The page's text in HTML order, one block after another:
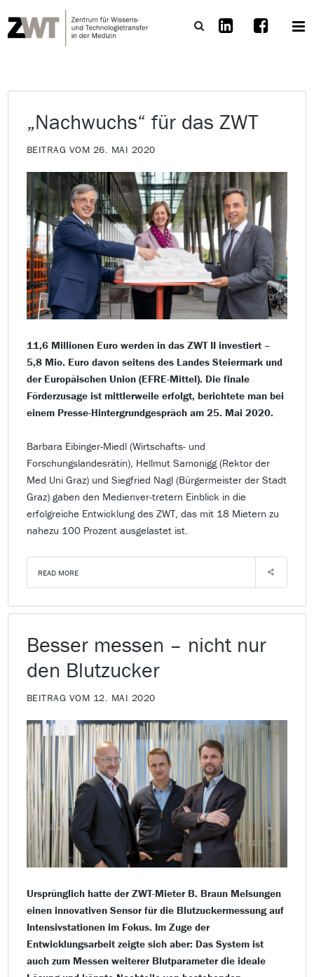
„Nachwuchs“ für das ZWT
BEITRAG VOM 26. MAI 2020
11,6 Millionen Euro werden in das ZWT II investiert –
5,8 Mio. Euro davon seitens des Landes Steiermark und
der Europäischen Union (EFRE-Mittel). Die finale
Förderzusage ist mittlerweile erfolgt, berichtete man bei
einem Presse-Hintergrundgespräch am 25. Mai 2020.
Barbara Eibinger-Miedl (Wirtschafts- und
Forschungslandesrätin), Hellmut Samonigg (Rektor der
Med Uni Graz) und Siegfried Nagl (Bürgermeister der Stadt
Graz) gaben den Medienver-tretern Einblick in die
erfolgreiche Entwicklung des ZWT, das mit 18 Mietern zu
nahezu 100 Prozent ausgelastet ist.
READ MORE
Besser messen – nicht nur
den Blutzucker
BEITRAG VOM 12. MAI 2020
Ursprünglich hatte der ZWT-Mieter B. Braun Melsungen
einen innovativen Sensor für die Blutzuckermessung auf
Intensivstationen im Fokus. Im Zuge der
Entwicklungsarbeit zeigte sich aber: Das System ist
auch zum Messen weiterer Blutparameter die ideale